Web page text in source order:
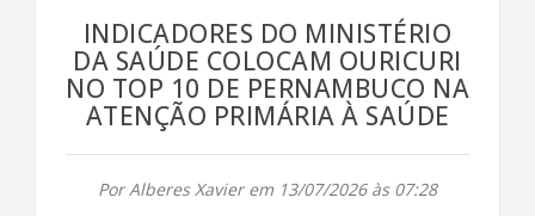
INDICADORES DO MINISTÉRIO
DA SAÚDE COLOCAM OURICURI
NO TOP 10 DE PERNAMBUCO NA
ATENÇÃO PRIMÁRIA À SAÚDE
Por Alberes Xavier em 13/07/2026 às 07:28